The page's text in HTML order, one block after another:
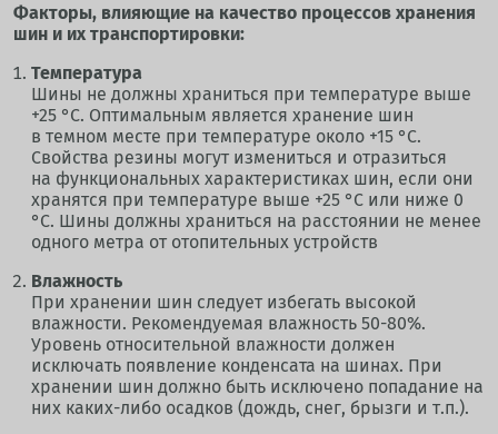
Факторы, влияющие на качество процессов хранения
шин и их транспортировки:
Температура
Шины не должны храниться при температуре выше
+25 °С. Оптимальным является хранение шин
в темном месте при температуре около +15 °С.
Свойства резины могут измениться и отразиться
на функциональных характеристиках шин, если они
хранятся при температуре выше +25 °С или ниже 0
°С. Шины должны храниться на расстоянии не менее
одного метра от отопительных устройств
Влажность
При хранении шин следует избегать высокой
влажности. Рекомендуемая влажность 50-80%.
Уровень относительной влажности должен
исключать появление конденсата на шинах. При
хранении шин должно быть исключено попадание на
них каких-либо осадков (дождь, снег, брызги и т.п.).